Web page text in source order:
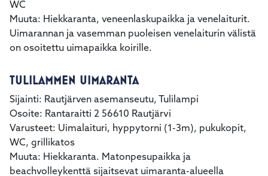
WC
Muuta: Hiekkaranta, veneenlaskupaikka ja venelaiturit.
Uimarannan ja vasemman puoleisen venelaiturin välistä
on osoitettu uimapaikka koirille.
TULILAMMEN UIMARANTA
Sijainti: Rautjärven asemanseutu, Tulilampi
Osoite: Rantaraitti 2 56610 Rautjärvi
Varusteet: Uimalaituri, hyppytorni (1-3m), pukukopit,
WC, grillikatos
Muuta: Hiekkaranta. Matonpesupaikka ja
beachvolleykenttä sijaitsevat uimaranta-alueella